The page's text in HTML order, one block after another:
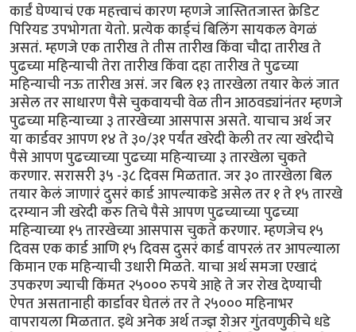
कार्डं घेण्याचं एक महत्त्वाचं कारण म्हणजे जास्तितजास्त क्रेडिट
पिरियड उपभोगता येतो. प्रत्येक कार्ड्चं बिलिंग सायकल वेगळं
असतं. म्हणजे एक तारीख ते तीस तारीख किंवा चौदा तारीख ते
पुढच्या महिन्याची तेरा तारीख किंवा दहा तारीख ते पुढच्या
महिन्याची नऊ तारीख असं. जर बिल १३ तारखेला तयार केलं जात
असेल तर साधारण पैसे चुकवायची वेळ तीन आठवड्यांनंतर म्हणजे
पुढच्या महिन्याच्या ३ तारखेच्या आसपास असते. याचाच अर्थ जर
या कार्डवर आपण १४ ते ३०/३१ पर्यंत खरेदी केली तर त्या खरेदीचे
पैसे आपण पुढच्याच्या पुढच्या महिन्याच्या ३ तारखेला चुकते
करणार. सरासरी ३५ -३८ दिवस मिळतात. जर ३० तारखेला बिल
तयार केलं जाणारं दुसरं कार्ड आपल्याकडे असेल तर १ ते १५ तारखे
दरम्यान जी खरेदी करु तिचे पैसे आपण पुढच्याच्या पुढच्या
महिन्याच्या १५ तारखेच्या आसपास चुकते करणार. म्हणजेच १५
दिवस एक कार्ड आणि १५ दिवस दुसरं कार्ड वापरलं तर आपल्याला
किमान एक महिन्याची उधारी मिळते. याचा अर्थ समजा एखादं
उपकरण ज्याची किंमत २५००० रुपये आहे ते जर रोख देण्याची
ऐपत असतानाही कार्डावर घेतलं तर ते २५००० महिनाभर
वापरायला मिळतात. इथे अनेक अर्थ तज्ज्ञ शेअर गुंतवणुकीचे धडे